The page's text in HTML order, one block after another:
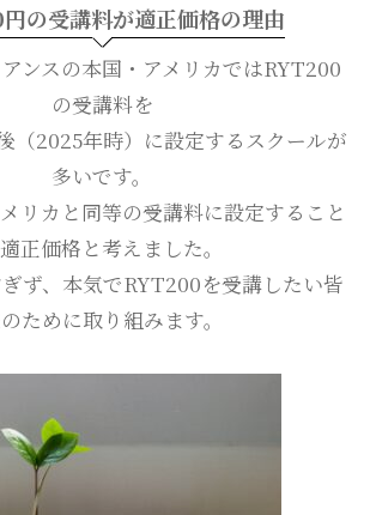
の受講料が適正価格の理由
ンスの本国・アメリカではRYT200
の受講料を
（2025年時）に設定するスクールが
多いです。
リカと同等の受講料に設定すること
正価格と考えました。
ず、本気でRYT200を受講したい皆
ために取り組みます。